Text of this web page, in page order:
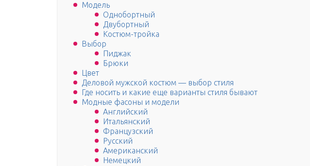
Модель
Однобортный
Двубортный
Костюм-тройка
Выбор
Пиджак
Брюки
Цвет
Деловой мужской костюм — выбор стиля
Где носить и какие еще варианты стиля бывают
Модные фасоны и модели
Английский
Итальянский
Французский
Русский
Американский
Немецкий